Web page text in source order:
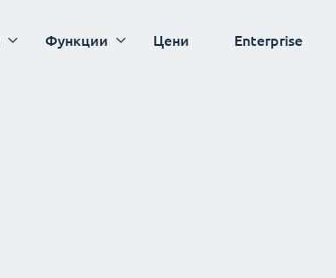
Функции Цени Enterprise